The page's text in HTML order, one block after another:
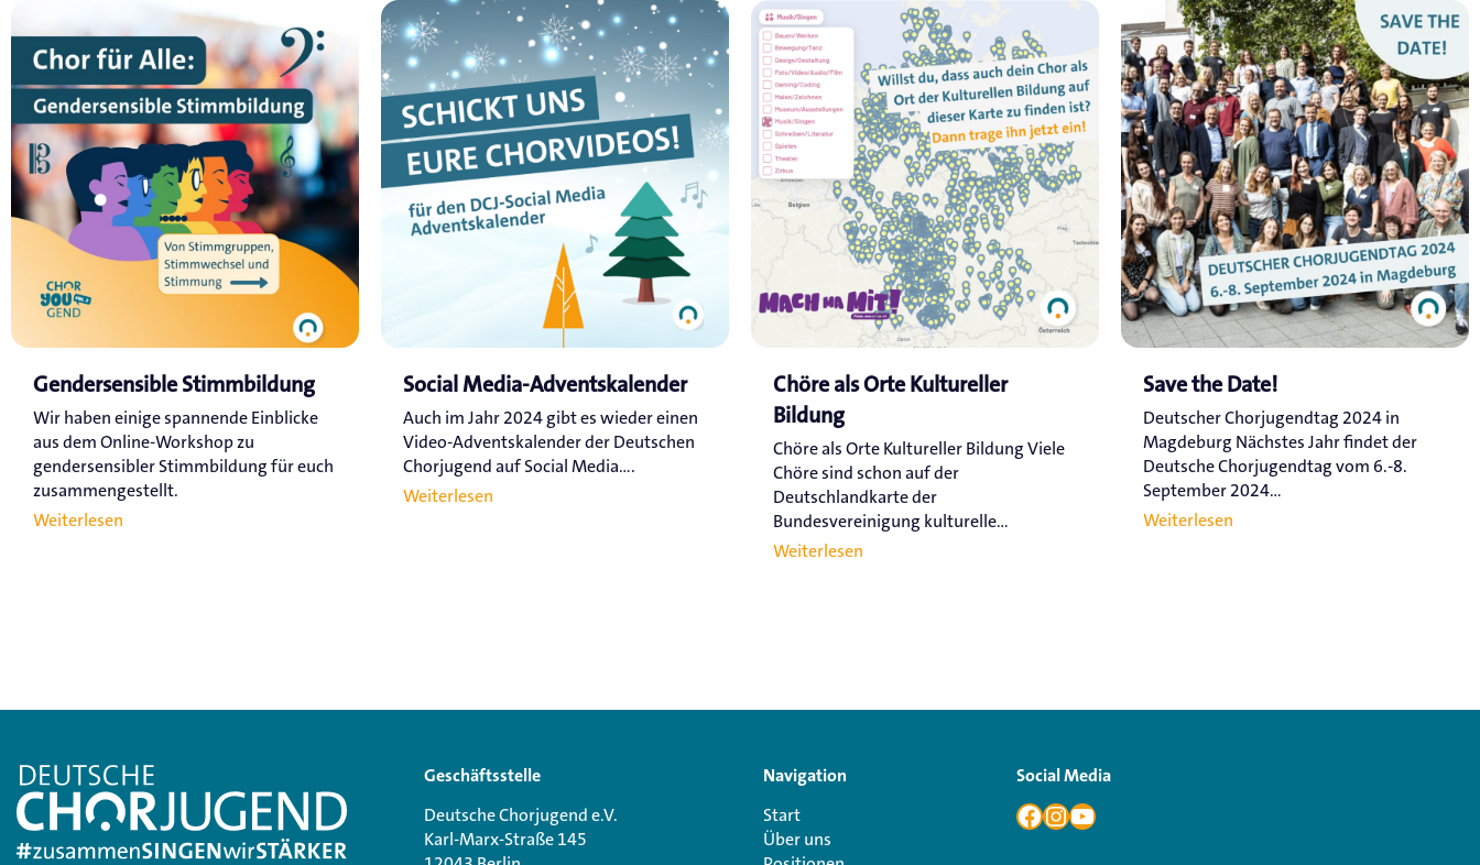
Gendersensible Stimmbildung
Wir haben einige spannende Einblicke
aus dem Online-Workshop zu
gendersensibler Stimmbildung für euch
zusammengestellt.
Weiterlesen
Social Media-Adventskalender
Auch im Jahr 2024 gibt es wieder einen
Video-Adventskalender der Deutschen
Chorjugend auf Social Media....
Weiterlesen
Chöre als Orte Kultureller
Bildung
Chöre als Orte Kultureller Bildung Viele
Chöre sind schon auf der
Deutschlandkarte der
Bundesvereinigung kulturelle...
Weiterlesen
Save the Date!
Deutscher Chorjugendtag 2024 in
Magdeburg Nächstes Jahr findet der
Deutsche Chorjugendtag vom 6.-8.
September 2024...
Weiterlesen
Geschäftsstelle
Deutsche Chorjugend e.V.
Karl-Marx-Straße 145
Navigation
Start
Über uns
Social Media